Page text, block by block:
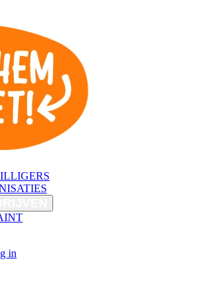
in